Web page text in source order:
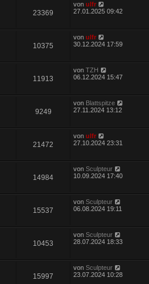
23369
von ulfr
27.01.2025 09:42
10375
von ulfr
30.12.2024 17:59
11913
von TZH
06.12.2024 15:47
9249
von Blattspitze
27.11.2024 13:12
21472
von ulfr
27.10.2024 23:31
14984
von Sculpteur
10.09.2024 17:40
15537
von Sculpteur
06.08.2024 19:11
10453
von Sculpteur
28.07.2024 18:33
15997
von Sculpteur
23.07.2024 10:28